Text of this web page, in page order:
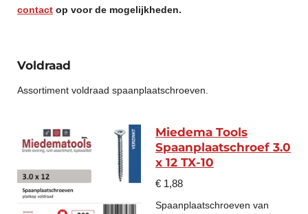
contact op voor de mogelijkheden.
Voldraad
Assortiment voldraad spaanplaatschroeven.
Miedema Tools
Spaanplaatschroef 3.0
x 12 TX-10
€ 1,88
Spaanplaatschroeven van